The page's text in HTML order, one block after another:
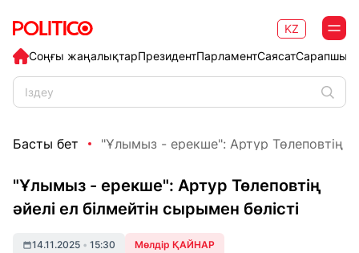
Соңғы жаңалықтарПрезидентПарламентСаясат
KZ
Басты бет "Ұлымыз - ерекше": Артур Төлеповтің
"Ұлымыз - ерекше": Артур Төлеповтің
әйелі ел білмейтін сырымен бөлісті
14.11.2025 • 15:30 Мөлдір ҚАЙНАР